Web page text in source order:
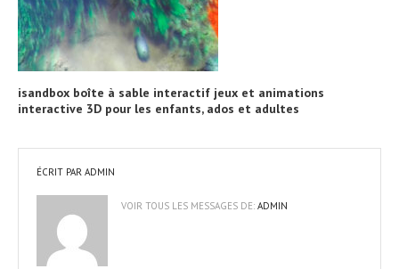
isandbox boîte à sable interactif jeux et animations
interactive 3D pour les enfants, ados et adultes
ÉCRIT PAR ADMIN
VOIR TOUS LES MESSAGES DE: ADMIN